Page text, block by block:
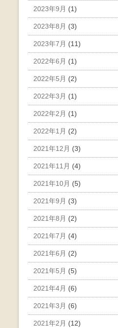
2023年9月 (1)
2023年8月 (3)
2023年7月 (11)
2022年6月 (1)
2022年5月 (2)
2022年3月 (1)
2022年2月 (1)
2022年1月 (2)
2021年12月 (3)
2021年11月 (4)
2021年10月 (5)
2021年9月 (3)
2021年8月 (2)
2021年7月 (4)
2021年6月 (2)
2021年5月 (5)
2021年4月 (6)
2021年3月 (6)
2021年2月 (12)